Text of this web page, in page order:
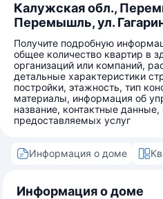
Калужская обл.,
Перемышль, ул.
Получите подробную
общее количество квартир в
организаций или компаний,
детальные характеристики
постройки, этажность, тип
материалы, информация об
название, контактные данные,
предоставляемых услуг
Информация о доме
Информация о доме